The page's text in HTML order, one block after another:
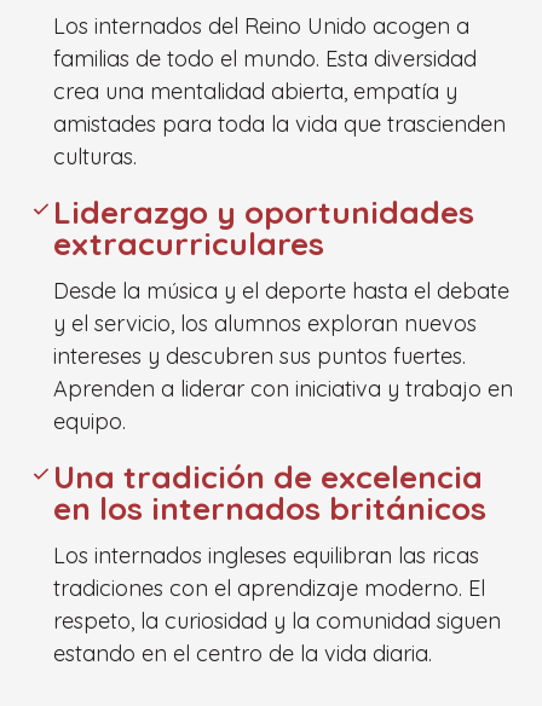
Los internados del Reino Unido acogen a
familias de todo el mundo. Esta diversidad
crea una mentalidad abierta, empatía y
amistades para toda la vida que trascienden
culturas.
Liderazgo y oportunidades
extracurriculares
Desde la música y el deporte hasta el debate
y el servicio, los alumnos exploran nuevos
intereses y descubren sus puntos fuertes.
Aprenden a liderar con iniciativa y trabajo en
equipo.
Una tradición de excelencia
en los internados británicos
Los internados ingleses equilibran las ricas
tradiciones con el aprendizaje moderno. El
respeto, la curiosidad y la comunidad siguen
estando en el centro de la vida diaria.